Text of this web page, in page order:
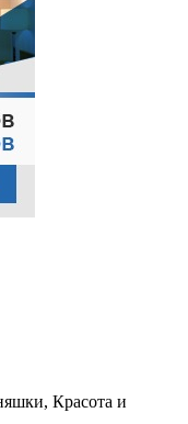
Красота и